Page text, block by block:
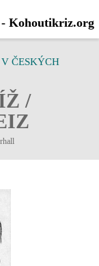
ČESKÝCH
/
- Kohoutikriz.org